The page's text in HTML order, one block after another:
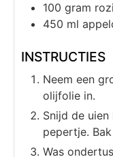
100 gram
450 ml
INSTRUCTIES
Neem een
olijfolie in.
Snijd de
pepertje.
Was